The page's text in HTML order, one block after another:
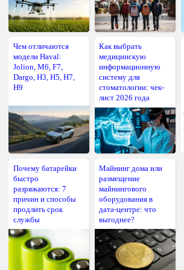
Чем отличаются
модели Haval:
Jolion, M6, F7,
Dargo, H3, H5, H7,
H9
Как выбрать
медицинскую
информационную
систему для
стоматологии: чек-
лист 2026 года
Почему батарейки
быстро
разряжаются: 7
причин и способы
продлить срок
службы
Майнинг дома или
размещение
майнингового
оборудования в
дата-центре: что
выгоднее?